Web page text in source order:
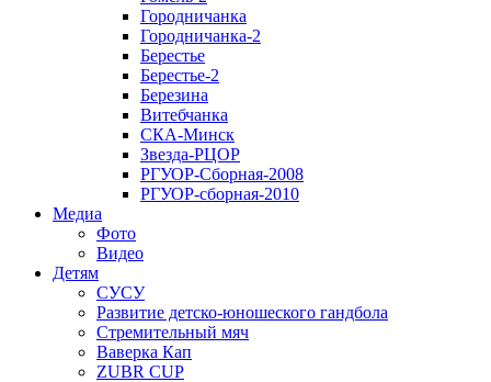
Городничанка
Городничанка-2
Берестье
Берестье-2
Березина
Витебчанка
СКА-Минск
Звезда-РЦОР
РГУОР-Сборная-2008
РГУОР-сборная-2010
Медиа
Фото
Видео
Детям
СУСУ
Развитие детско-юношеского гандбола
Стремительный мяч
Ваверка Кап
ZUBR CUP